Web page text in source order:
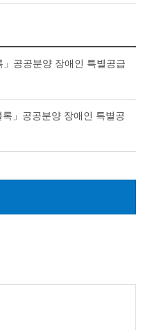
」공공분양 장애인 특별공급
록」공공분양 장애인 특별공